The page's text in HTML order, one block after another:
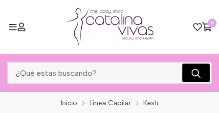
0
Inicio Linea Capilar Kesh